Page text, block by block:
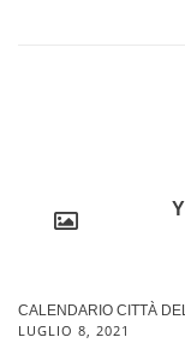
CALENDARIO CITTÀ
LUGLIO 8, 2021